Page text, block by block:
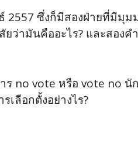
ซึ่งก็มีสองฝ่ายที่มีมุม
ยว่ามันคืออะไร? และสอง
ร no vote หรือ vote no
ลือกตั้งอย่างไร?